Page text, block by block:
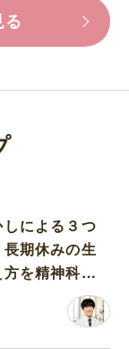
による３つ
期休みの生
を精神科医